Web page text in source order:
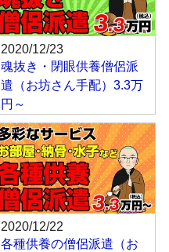
2020/12/23
魂抜き・閉眼供養僧侶派
遣（お坊さん手配）3.3万
円～
2020/12/22
各種供養の僧侶派遣（お